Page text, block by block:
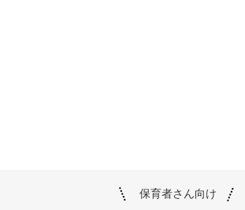
保育者さん向け